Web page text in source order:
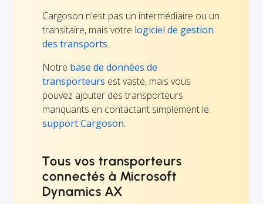
Cargoson n'est pas un intermédiaire ou un
transitaire, mais votre logiciel de gestion
des transports.
Notre base de données de
transporteurs est vaste, mais vous
pouvez ajouter des transporteurs
manquants en contactant simplement le
support Cargoson.
Tous vos transporteurs
connectés à Microsoft
Dynamics AX